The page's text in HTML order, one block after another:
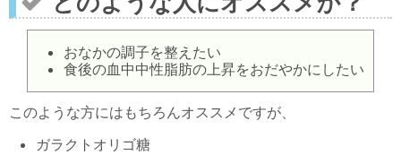
おなかの調子を整えたい
食後の血中中性脂肪の上昇をおだやかにしたい
このような方にはもちろんオススメですが、
ガラクトオリゴ糖